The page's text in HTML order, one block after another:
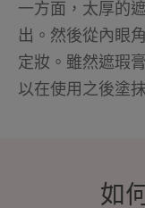
一方面，太厚的
出。然後從內眼
定妝。雖然遮瑕
以在使用之後塗
如